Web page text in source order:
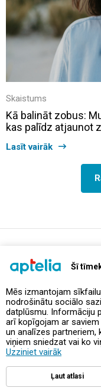
Šī
Mēs izmantojam
nodrošinātu sociālo
datplūsmu. Informāciju
arī kopīgojam ar
un analīzes partneriem,
viņiem sniedzat vai ko
Uzziniet vairāk
Ļaut atlasi
Skaistums
Kā balināt zobus:
kas palīdz atjaunot
Lasīt vairāk
Piedāvājumi un
Kontakti